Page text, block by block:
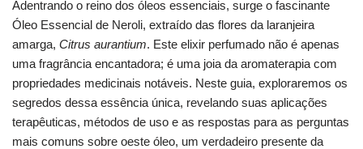
Adentrando o reino dos óleos essenciais, surge o fascinante
Óleo Essencial de Neroli, extraído das flores da laranjeira
amarga, Citrus aurantium. Este elixir perfumado não é apenas
uma fragrância encantadora; é uma joia da aromaterapia com
propriedades medicinais notáveis. Neste guia, exploraremos os
segredos dessa essência única, revelando suas aplicações
terapêuticas, métodos de uso e as respostas para as perguntas
mais comuns sobre oeste óleo, um verdadeiro presente da